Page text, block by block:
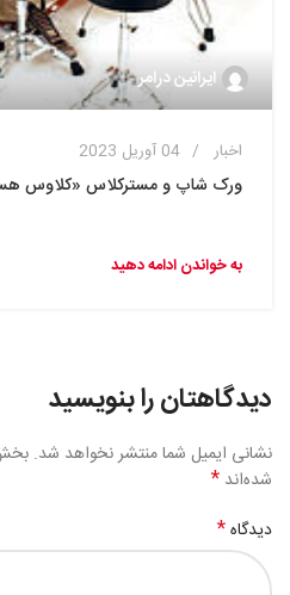
ایرانین درامر
اخبار 04 آوریل 2023
ورک شاپ و مسترکلاس «کلاوس
به خواندن ادامه دهید
دیدگاهتان را بنویسید
نشانی ایمیل شما منتشر نخواهد شد.
شده‌اند *
دیدگاه*